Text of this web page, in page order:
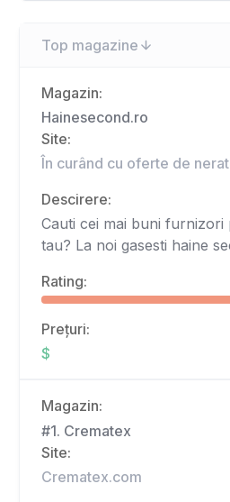
Top magazine
Magazin:
Hainesecond.ro
Site:
În curând cu oferte de
Descirere:
Cauti cei mai buni furnizori
tau? La noi gasesti haine
Rating:
Prețuri:
$
Magazin:
#1. Crematex
Site:
Crematex.com